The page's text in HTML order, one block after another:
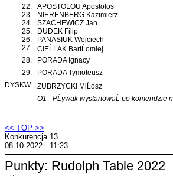
22.
APOSTOLOU Apostolos
23.
NIERENBERG Kazimierz
24.
SZACHEWICZ Jan
25.
DUDEK Filip
26.
PANASIUK Wojciech
27.
CIEĹLAK BartĹomiej
28.
PORADA Ignacy
29.
PORADA Tymoteusz
DYSKW.
ZUBRZYCKI MiĹosz
O1 - PĹywak wystartowaĹ po
<< TOP >>
Konkurencja 13
08.10.2022 - 11:23
Punkty: Rudolph Table 2022